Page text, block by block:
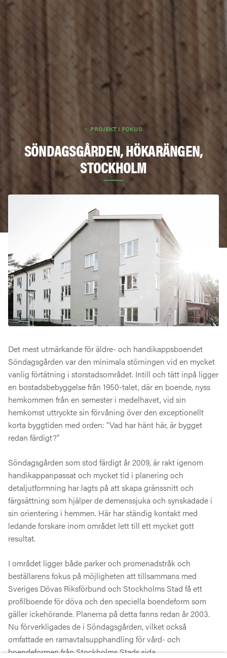
PROJEKT I FOKUS
SÖNDAGSGÅRDEN, HÖKARÄNGEN,
STOCKHOLM
Det mest utmärkande för äldre- och handikappsboendet
Söndagsgården var den minimala störningen vid en mycket
vanlig förtätning i storstadsområdet. Intill och tätt inpå ligger
en bostadsbebyggelse från 1950-talet, där en boende, nyss
hemkommen från en semester i medelhavet, vid sin
hemkomst uttryckte sin förvåning över den exceptionellt
korta byggtiden med orden: ”Vad har hänt här, är bygget
redan färdigt?”
Söndagsgården som stod färdigt år 2009, är rakt igenom
handikappanpassat och mycket tid i planering och
detaljutformning har lagts på att skapa gränssnitt och
färgsättning som hjälper de demenssjuka och synskadade i
sin orientering i hemmen. Här har ständig kontakt med
ledande forskare inom området lett till ett mycket gott
resultat.
I området ligger både parker och promenadstråk och
beställarens fokus på möjligheten att tillsammans med
Sveriges Dövas Riksförbund och Stockholms Stad få ett
profilboende för döva och den speciella boendeform som
gäller ickehörande. Planerna på detta fanns redan år 2003.
Nu förverkligades de i Söndagsgården, vilket också
omfattade en ramavtalsupphandling för vård- och
boendeformen från Stockholms Stads sida.